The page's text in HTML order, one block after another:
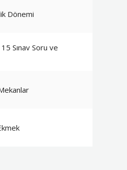
Dönemi
Sınav Soru ve